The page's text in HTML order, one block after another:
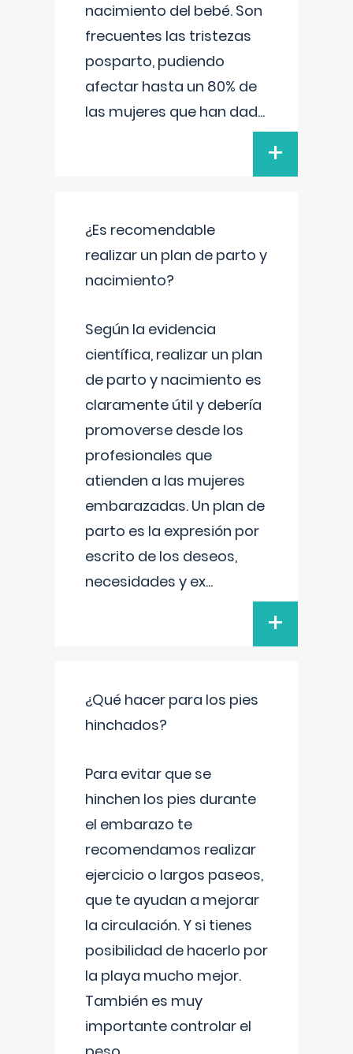
nacimiento del bebé. Son
frecuentes las tristezas
posparto, pudiendo
afectar hasta un 80% de
las mujeres que han dad...
+
¿Es recomendable
realizar un plan de parto y
nacimiento?
Según la evidencia
científica, realizar un plan
de parto y nacimiento es
claramente útil y debería
promoverse desde los
profesionales que
atienden a las mujeres
embarazadas. Un plan de
parto es la expresión por
escrito de los deseos,
necesidades y ex...
+
¿Qué hacer para los pies
hinchados?
Para evitar que se
hinchen los pies durante
el embarazo te
recomendamos realizar
ejercicio o largos paseos,
que te ayudan a mejorar
la circulación. Y si tienes
posibilidad de hacerlo por
la playa mucho mejor.
También es muy
importante controlar el